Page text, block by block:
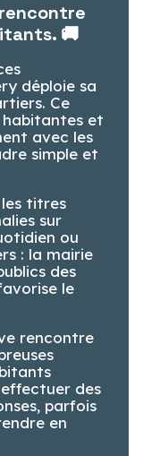
🚚
déploie sa
Ce
et
avec les
simple et
titres
sur
ou
: la mairie
des
le
rencontre
des
parfois
en